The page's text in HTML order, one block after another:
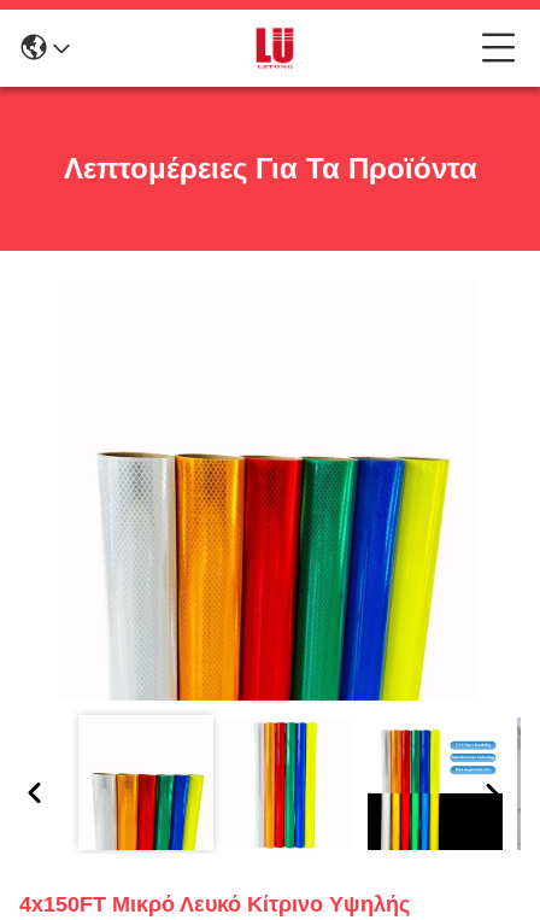
Λεπτομέρειες Για Τα Προϊόντα
4x150FT Μικρό Λευκό Κίτρινο Υψηλής